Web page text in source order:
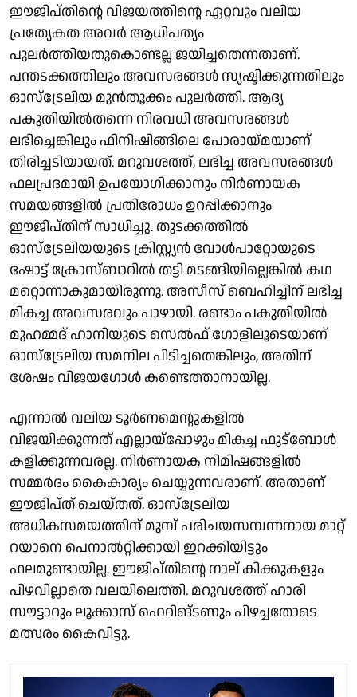
ഈജിപ്തിന്റെ വിജയത്തിന്റെ ഏറ്റവും വലിയ
പ്രത്യേകത അവർ ആധിപത്യം
പുലർത്തിയതുകൊണ്ടല്ല ജയിച്ചതെന്നതാണ്.
പന്തടക്കത്തിലും അവസരങ്ങൾ സൃഷ്ടിക്കുന്നതിലും
ഓസ്ട്രേലിയ മുൻതൂക്കം പുലർത്തി. ആദ്യ
പകുതിയിൽതന്നെ നിരവധി അവസരങ്ങൾ
ലഭിച്ചെങ്കിലും ഫിനിഷിങ്ങിലെ പോരായ്മയാണ്
തിരിച്ചടിയായത്. മറുവശത്ത്, ലഭിച്ച അവസരങ്ങൾ
ഫലപ്രദമായി ഉപയോഗിക്കാനും നിർണായക
സമയങ്ങളിൽ പ്രതിരോധം ഉറപ്പിക്കാനും
ഈജിപ്തിന് സാധിച്ചു. തുടക്കത്തിൽ
ഓസ്ട്രേലിയയുടെ ക്രിസ്റ്റ്യൻ വോൾപാറ്റോയുടെ
ഷോട്ട് ക്രോസ്‌ബാറിൽ തട്ടി മടങ്ങിയില്ലെങ്കിൽ കഥ
മറ്റൊന്നാകുമായിരുന്നു. അസീസ് ബെഹിച്ചിന് ലഭിച്ച
മികച്ച അവസരവും പാഴായി. രണ്ടാം പകുതിയിൽ
മുഹമ്മദ് ഹാനിയുടെ സെൽഫ് ഗോളിലൂടെയാണ്
ഓസ്ട്രേലിയ സമനില പിടിച്ചതെങ്കിലും, അതിന്
ശേഷം വിജയഗോൾ കണ്ടെത്താനായില്ല.
എന്നാൽ വലിയ ടൂർണമെന്റുകളിൽ
വിജയിക്കുന്നത് എല്ലായ്പ്പോഴും മികച്ച ഫുട്ബോൾ
കളിക്കുന്നവരല്ല. നിർണായക നിമിഷങ്ങളിൽ
സമ്മർദം കൈകാര്യം ചെയ്യുന്നവരാണ്. അതാണ്
ഈജിപ്ത് ചെയ്തത്. ഓസ്ട്രേലിയ
അധികസമയത്തിന് മുമ്പ് പരിചയസമ്പന്നനായ മാറ്റ്
റയാനെ പെനാൽറ്റിക്കായി ഇറക്കിയിട്ടും
ഫലമുണ്ടായില്ല. ഈജിപ്തിന്റെ നാല് കിക്കുകളും
പിഴവില്ലാതെ വലയിലെത്തി. മറുവശത്ത് ഹാരി
സൗട്ടാറും ലൂക്കാസ് ഹെറിങ്ടണും പിഴച്ചതോടെ
മത്സരം കൈവിട്ടു.